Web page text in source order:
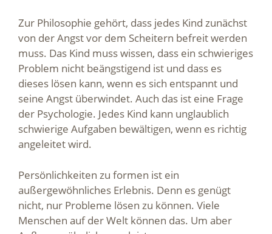
Zur Philosophie gehört, dass jedes Kind zunächst
von der Angst vor dem Scheitern befreit werden
muss. Das Kind muss wissen, dass ein schwieriges
Problem nicht beängstigend ist und dass es
dieses lösen kann, wenn es sich entspannt und
seine Angst überwindet. Auch das ist eine Frage
der Psychologie. Jedes Kind kann unglaublich
schwierige Aufgaben bewältigen, wenn es richtig
angeleitet wird.
Persönlichkeiten zu formen ist ein
außergewöhnliches Erlebnis. Denn es genügt
nicht, nur Probleme lösen zu können. Viele
Menschen auf der Welt können das. Um aber